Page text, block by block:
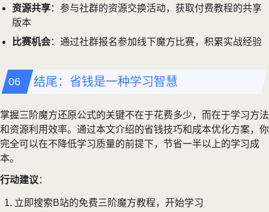
资源共享：参与社群的资源交换活动，获取付费教程的共享
版本
比赛机会：通过社群报名参加线下魔方比赛，积累实战经验
结尾：省钱是一种学习智慧
掌握三阶魔方还原公式的关键不在于花费多少，而在于学习方法
和资源利用效率。通过本文介绍的省钱技巧和成本优化方案，你
完全可以在不降低学习质量的前提下，节省一半以上的学习成
本。
行动建议 ：
立即搜索B站的免费三阶魔方教程，开始学习